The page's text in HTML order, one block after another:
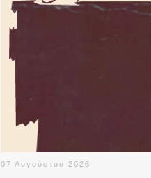
07 Αυγούστου 2026